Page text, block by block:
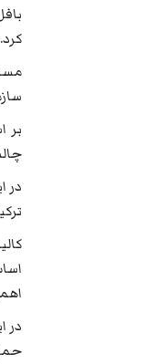
کرد.
بر
در
در